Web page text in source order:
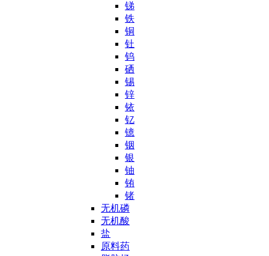
锑
铁
铜
钍
钨
硒
锡
锌
铱
钇
镱
铟
银
铀
铕
锗
无机磷
无机酸
盐
原料药